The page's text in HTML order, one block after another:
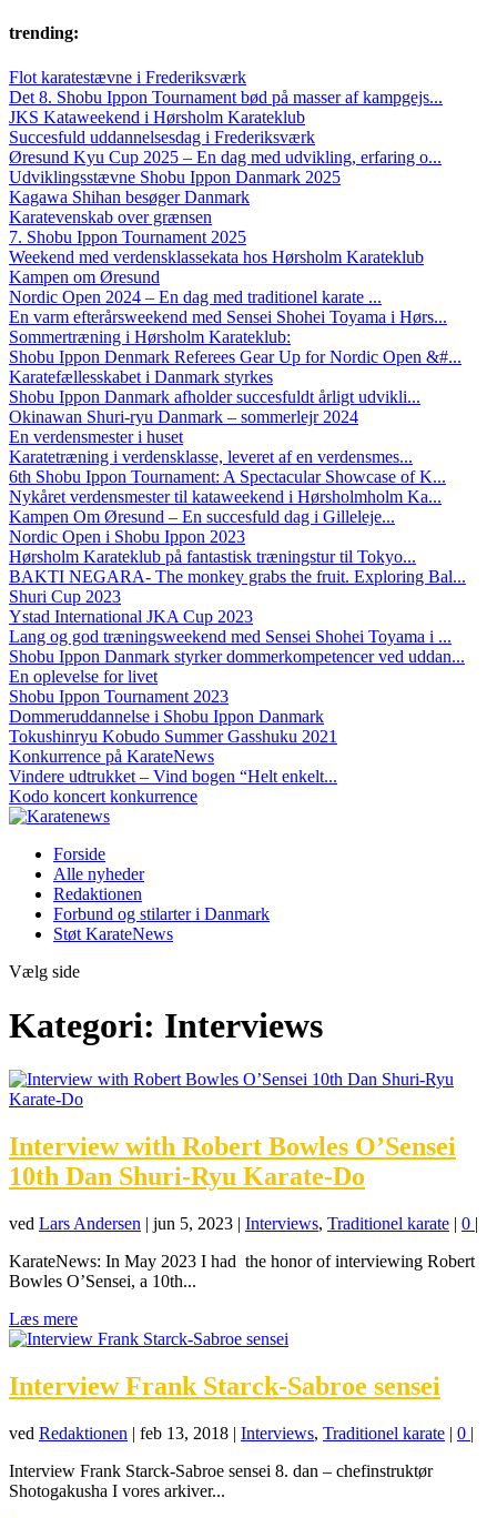
trending:
Flot karatestævne i Frederiksværk
Det 8. Shobu Ippon Tournament bød på masser af kampgejs...
JKS Kataweekend i Hørsholm Karateklub
Succesfuld uddannelsesdag i Frederiksværk
Øresund Kyu Cup 2025 – En dag med udvikling, erfaring o...
Udviklingsstævne Shobu Ippon Danmark 2025
Kagawa Shihan besøger Danmark
Karatevenskab over grænsen
7. Shobu Ippon Tournament 2025
Weekend med verdensklassekata hos Hørsholm Karateklub
Kampen om Øresund
Nordic Open 2024 – En dag med traditionel karate ...
En varm efterårsweekend med Sensei Shohei Toyama i Hørs...
Sommertræning i Hørsholm Karateklub:
Shobu Ippon Denmark Referees Gear Up for Nordic Open &#...
Karatefællesskabet i Danmark styrkes
Shobu Ippon Danmark afholder succesfuldt årligt udvikli...
Okinawan Shuri-ryu Danmark – sommerlejr 2024
En verdensmester i huset
Karatetræning i verdensklasse, leveret af en verdensmes...
6th Shobu Ippon Tournament: A Spectacular Showcase of K...
Nykåret verdensmester til kataweekend i Hørsholmholm Ka...
Kampen Om Øresund – En succesfuld dag i Gilleleje...
Nordic Open i Shobu Ippon 2023
Hørsholm Karateklub på fantastisk træningstur til Tokyo...
BAKTI NEGARA- The monkey grabs the fruit. Exploring Bal...
Shuri Cup 2023
Ystad International JKA Cup 2023
Lang og god træningsweekend med Sensei Shohei Toyama i ...
Shobu Ippon Danmark styrker dommerkompetencer ved uddan...
En oplevelse for livet
Shobu Ippon Tournament 2023
Dommeruddannelse i Shobu Ippon Danmark
Tokushinryu Kobudo Summer Gasshuku 2021
Konkurrence på KarateNews
Vindere udtrukket – Vind bogen “Helt enkelt...
Kodo koncert konkurrence
Forside
Alle nyheder
Redaktionen
Forbund og stilarter i Danmark
Støt KarateNews
Vælg side
Kategori: Interviews
Interview with Robert Bowles O’Sensei
10th Dan Shuri-Ryu Karate-Do
ved Lars Andersen | jun 5, 2023 | Interviews, Traditionel karate | 0 |
KarateNews: In May 2023 I had the honor of interviewing Robert
Bowles O’Sensei, a 10th...
Læs mere
Interview Frank Starck-Sabroe sensei
ved Redaktionen | feb 13, 2018 | Interviews, Traditionel karate | 0 |
Interview Frank Starck-Sabroe sensei 8. dan – chefinstruktør
Shotogakusha I vores arkiver...